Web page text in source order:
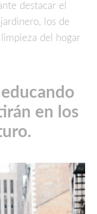
destacar el
los de
del hogar
en los